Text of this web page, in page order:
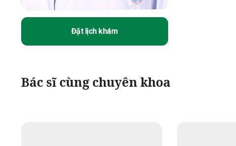
Đặt lịch khám
Bác sĩ cùng chuyên khoa